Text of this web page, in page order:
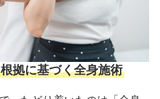
拠に基づく全身施術